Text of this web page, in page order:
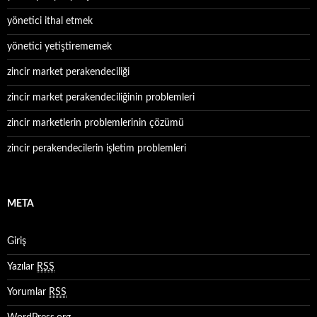
yönetici ithal etmek
yönetici yetiştirememek
zincir market perakendeciliği
zincir market perakendeciliğinin problemleri
zincir marketlerin problemlerinin çözümü
zincir perakendecilerin işletim problemleri
META
Giriş
Yazılar RSS
Yorumlar RSS